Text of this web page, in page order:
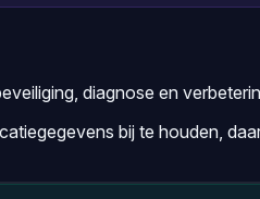
diagnose en
bij te houden,